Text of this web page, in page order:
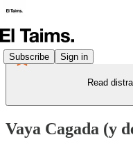
Subscribe Sign in
Read
Vaya Cagada (y